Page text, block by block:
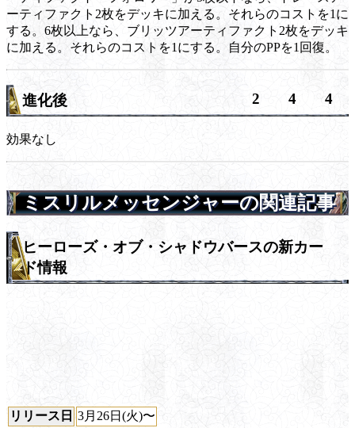
ーティファクト2枚をデッキに加える。それらのコストを1に
する。6枚以上なら、ブリッツアーティファクト2枚をデッキ
に加える。それらのコストを1にする。自分のPPを1回復。
進化後 2 4 4
効果なし
ミスリルメッセンジャーの関連記事
ヒーローズ・オブ・シャドウバースの新カー
ド情報
リリース日 3月26日(火)〜